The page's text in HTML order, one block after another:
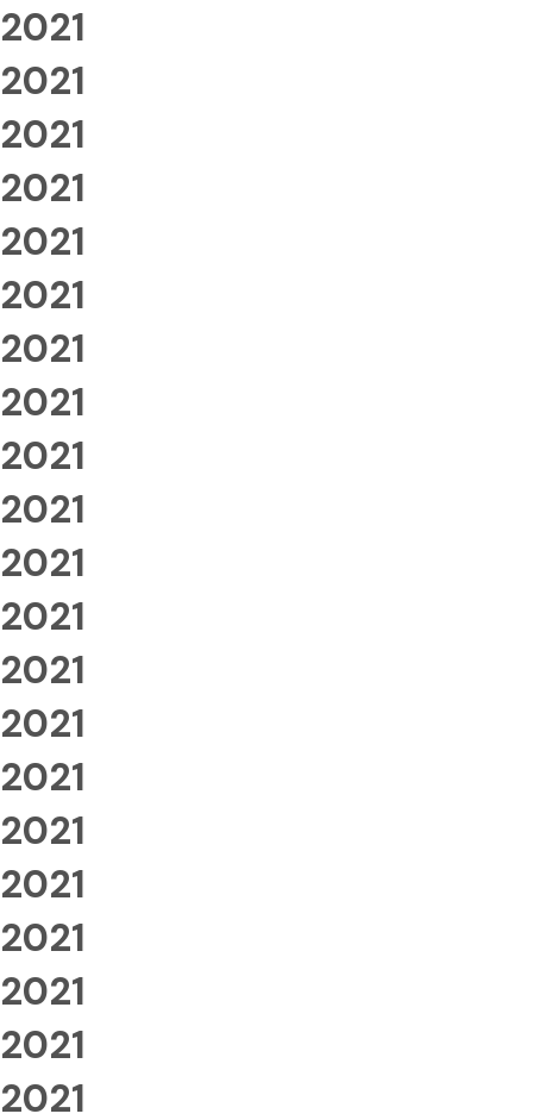
2021
2021
2021
2021
2021
2021
2021
2021
2021
2021
2021
2021
2021
2021
2021
2021
2021
2021
2021
2021
2021